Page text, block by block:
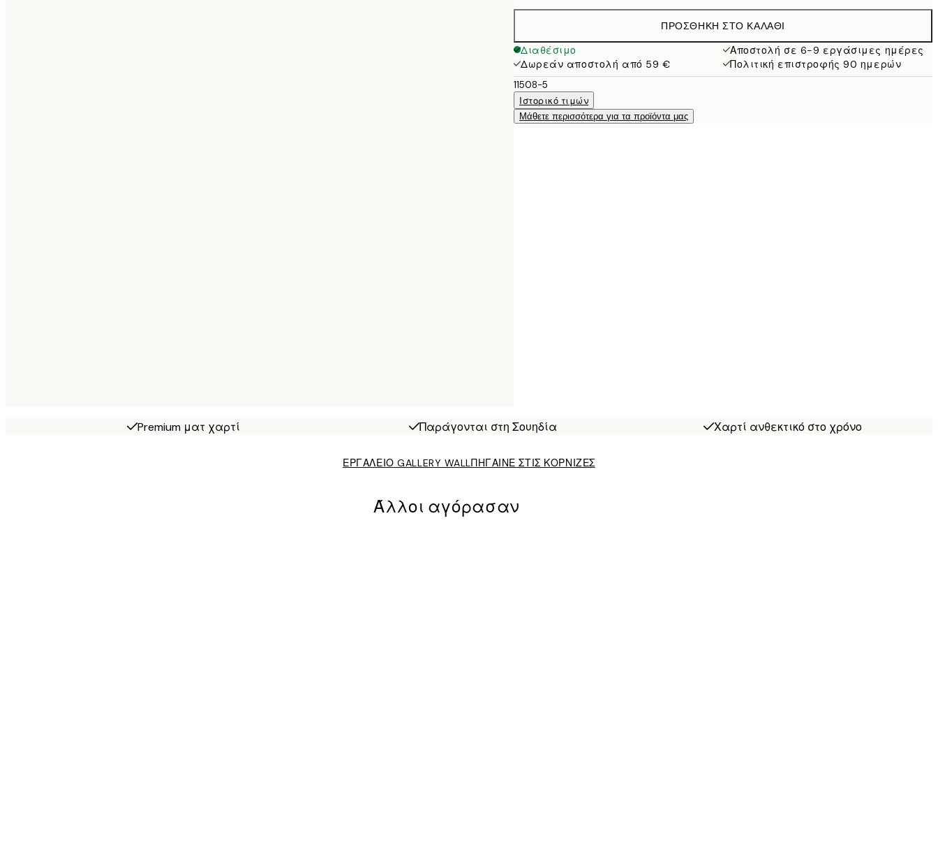
ΠΡΟΣΘΉΚΗ ΣΤΟ ΚΑΛΆΘΙ
Διαθέσιμο
Αποστολή σε 6-9 εργάσιμες ημέρες
Δωρεάν αποστολή από 59 €
Πολιτική επιστροφής 90 ημερών
11508-5
Ιστορικό τιμών
Μάθετε περισσότερα για τα προϊόντα μας
Premium ματ χαρτί Παράγονται στη Σουηδία Χαρτί ανθεκτικό στο χρόνο
ΕΡΓΑΛΕΙΟ GALLERY WALLΠΗΓΑΙΝΕ ΣΤΙΣ ΚΟΡΝΙΖΕΣ
Άλλοι αγόρασαν